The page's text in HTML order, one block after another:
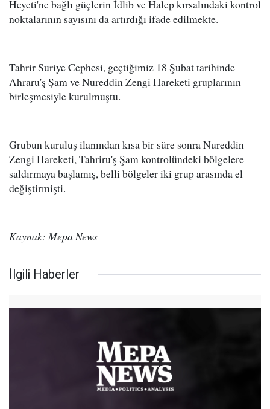
Heyeti'ne bağlı güçlerin İdlib ve Halep kırsalındaki kontrol
noktalarının sayısını da artırdığı ifade edilmekte.
Tahrir Suriye Cephesi, geçtiğimiz 18 Şubat tarihinde
Ahraru'ş Şam ve Nureddin Zengi Hareketi gruplarının
birleşmesiyle kurulmuştu.
Grubun kuruluş ilanından kısa bir süre sonra Nureddin
Zengi Hareketi, Tahriru'ş Şam kontrolündeki bölgelere
saldırmaya başlamış, belli bölgeler iki grup arasında el
değiştirmişti.
Kaynak: Mepa News
İlgili Haberler